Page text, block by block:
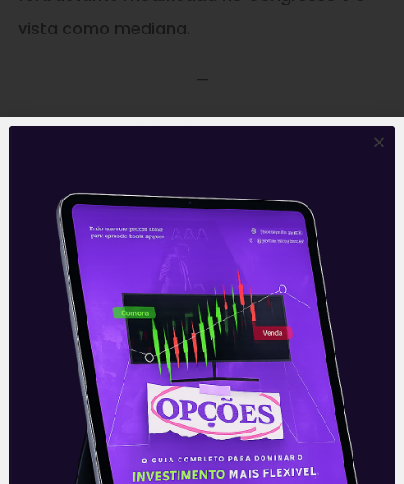
vista como mediana.
—
Este conteúdo faz parte da nossa
—
Leia também:Seguindo adiante.
Acompanhe nossas Redes Sociais!